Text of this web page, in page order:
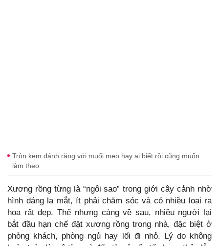
Trộn kem đánh răng với muối mẹo hay ai biết rồi cũng muốn
làm theo
Xương rồng từng là “ngôi sao” trong giới cây cảnh nhờ
hình dáng lạ mắt, ít phải chăm sóc và có nhiều loại ra
hoa rất đẹp. Thế nhưng càng về sau, nhiều người lại
bắt đầu hạn chế đặt xương rồng trong nhà, đặc biệt ở
phòng khách, phòng ngủ hay lối đi nhỏ. Lý do không